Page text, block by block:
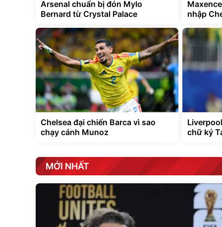
Arsenal chuẩn bị đón Mylo
Bernard từ Crystal Palace
nhập
Chelsea đại chiến Barca vì sao
chạy cánh Munoz
chữ ký
MỚI NHẤT